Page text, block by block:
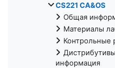
CS221 CA&OS
Общая
Материалы
Контрольные
информация